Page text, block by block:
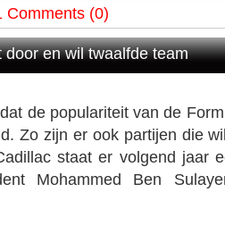
Comments (0)
en wil twaalfde team
de populariteit van de
Zo zijn er ook partijen die
staat er volgend jaar
Mohammed Ben